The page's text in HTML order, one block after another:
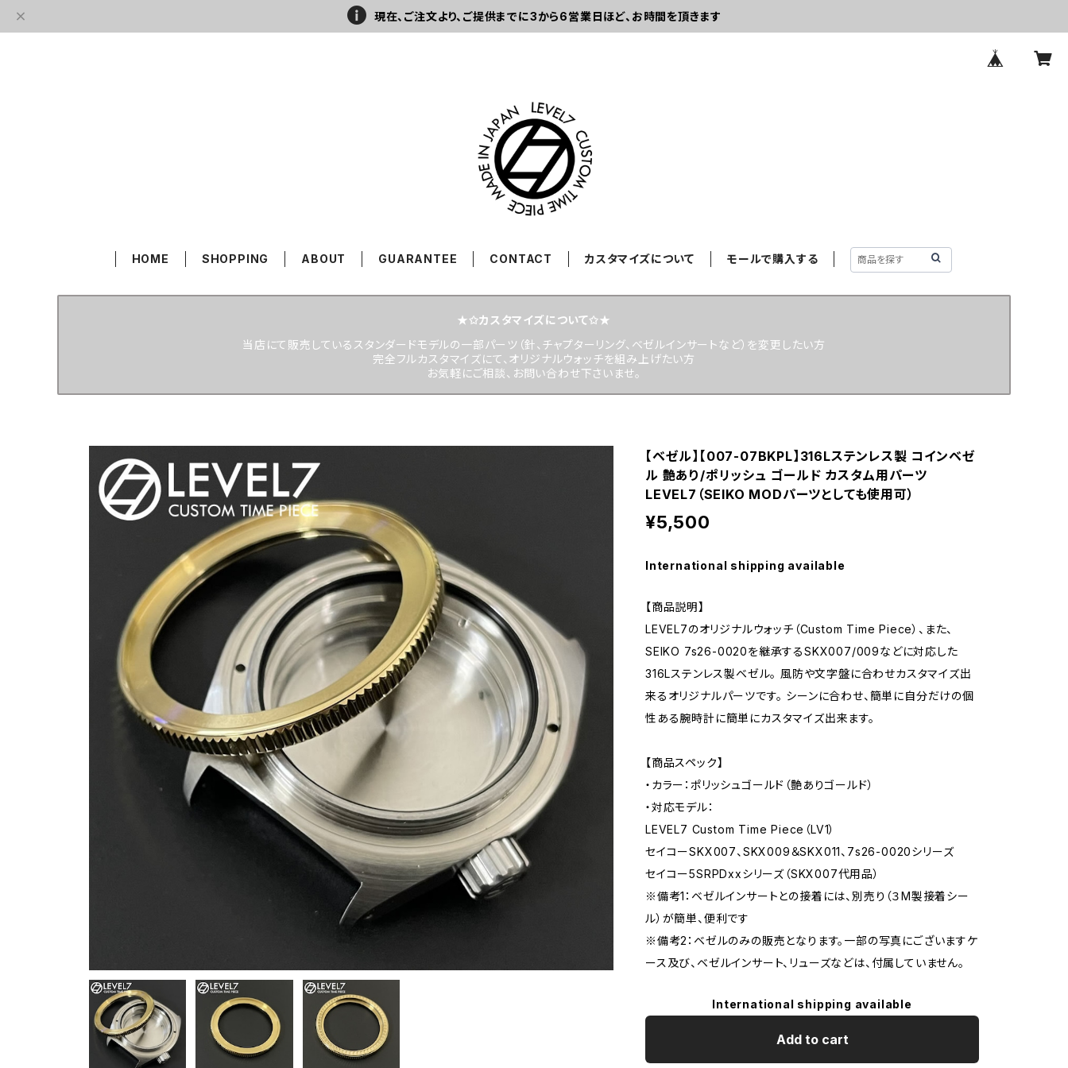
現在、ご注文より、ご提供までに3から6営業日ほど、お時間を頂きます
HOME SHOPPING ABOUT GUARANTEE CONTACT カスタマイズについて モールで購入する
★✩カスタマイズについて✩★
当店にて販売しているスタンダードモデルの一部パーツ（針、チャプターリング、ベゼルインサートなど）を変更したい方
完全フルカスタマイズにて、オリジナルウォッチを組み上げたい方
お気軽にご相談、お問い合わせ下さいませ。
【ベゼル】【007-07BKPL】316Lステンレス製 コインベゼ
ル 艶あり/ポリッシュ ゴールド カスタム用パーツ
LEVEL7（SEIKO MODパーツとしても使用可）
¥5,500
International shipping available
【商品説明】
LEVEL7のオリジナルウォッチ（Custom Time Piece）、また、
SEIKO 7s26-0020を継承するSKX007/009などに対応した
316Lステンレス製ベゼル。 風防や文字盤に合わせカスタマイズ出
来るオリジナルパーツです。 シーンに合わせ、簡単に自分だけの個
性ある腕時計に簡単にカスタマイズ出来ます。
【商品スペック】
・カラー：ポリッシュゴールド（艶ありゴールド）
・対応モデル：
LEVEL7 Custom Time Piece（LV1）
セイコーSKX007、SKX009＆SKX011、7s26-0020シリーズ
セイコー5SRPDxxシリーズ（SKX007代用品）
※備考1：ベゼルインサートとの接着には、別売り（３M製接着シー
ル）が簡単、便利です
※備考2：ベゼルのみの販売となります。一部の写真にございますケ
ース及び、ベゼルインサート、リューズなどは、付属していません。
International shipping available
Add to cart